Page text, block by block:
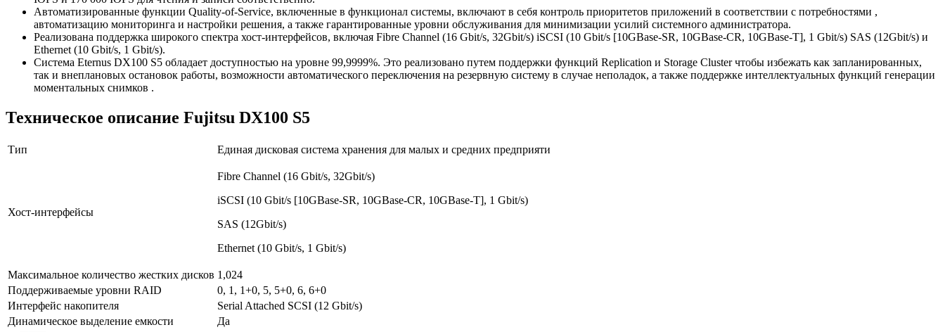
Автоматизированные функции Quality-of-Service, включенные в функционал системы, включают в себя контроль приоритетов приложений в соответствии с потребностями ,
автоматизацию мониторинга и настройки решения, а также гарантированные уровни обслуживания для минимизации усилий системного администратора.
Реализована поддержка широкого спектра хост-интерфейсов, включая Fibre Channel (16 Gbit/s, 32Gbit/s) iSCSI (10 Gbit/s [10GBase-SR, 10GBase-CR, 10GBase-T], 1 Gbit/s) SAS (12Gbit/s) и
Ethernet (10 Gbit/s, 1 Gbit/s).
Система Eternus DX100 S5 обладает доступностью на уровне 99,9999%. Это реализовано путем поддержки функций Replication и Storage Cluster чтобы избежать как запланированных,
так и внеплановых остановок работы, возможности автоматического переключения на резервную систему в случае неполадок, а также поддержке интеллектуальных функций генерации
моментальных снимков .
Техническое описание Fujitsu DX100 S5
Тип Единая дисковая система хранения для малых и средних предприяти
Хост-интерфейсы
Fibre Channel (16 Gbit/s, 32Gbit/s)
iSCSI (10 Gbit/s [10GBase-SR, 10GBase-CR, 10GBase-T], 1 Gbit/s)
SAS (12Gbit/s)
Ethernet (10 Gbit/s, 1 Gbit/s)
Максимальное количество жестких дисков 1,024
Поддерживаемые уровни RAID
0, 1, 1+0, 5, 5+0, 6, 6+0
Интерфейс накопителя
Serial Attached SCSI (12 Gbit/s)
Динамическое выделение емкости
Да